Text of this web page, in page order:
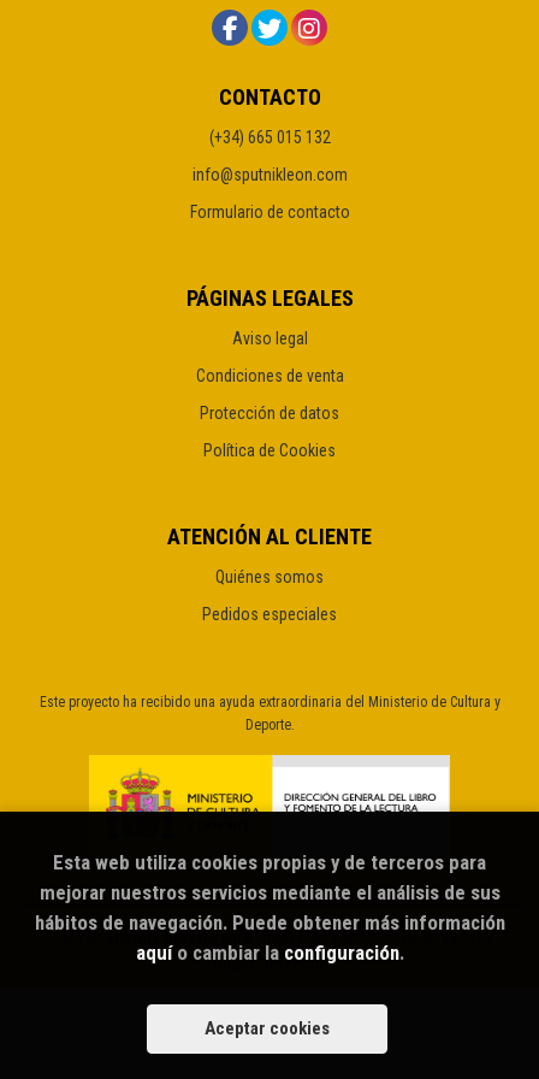
CONTACTO
(+34) 665 015 132
info@sputnikleon.com
Formulario de contacto
PÁGINAS LEGALES
Aviso legal
Condiciones de venta
Protección de datos
Política de Cookies
ATENCIÓN AL CLIENTE
Quiénes somos
Pedidos especiales
Este proyecto ha recibido una ayuda extraordinaria del Ministerio de Cultura y
Deporte.
Sputnik librería café
Grupo Trevenque
Esta web utiliza cookies propias y de terceros para
mejorar nuestros servicios mediante el análisis de sus
hábitos de navegación. Puede obtener más información
aquío cambiar la configuración.
Aceptar cookies